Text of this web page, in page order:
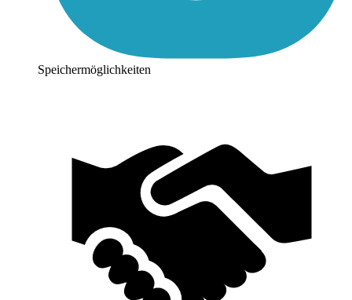
Speichermöglichkeiten